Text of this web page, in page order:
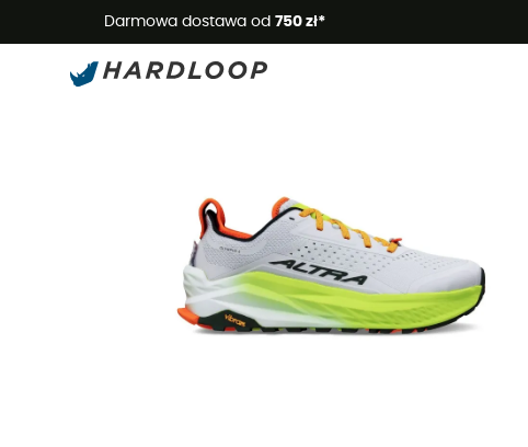
Darmowa dostawa od 750 zł* Letnie